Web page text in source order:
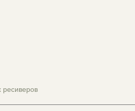
ресиверов